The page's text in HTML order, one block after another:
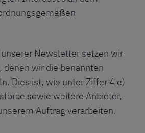
unserer Newsletter setzen wir
denen wir die benannten
Dies ist, wie unter Ziffer 4 e)
sowie weitere Anbieter,
Auftrag verarbeiten.